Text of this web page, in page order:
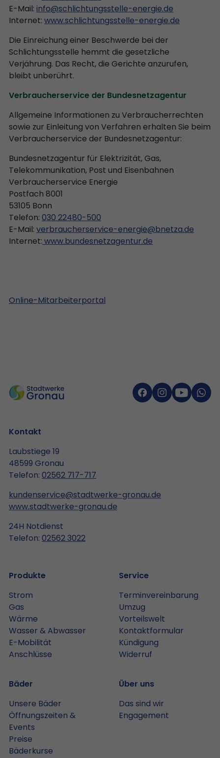
E-Mail: info@schlichtungsstelle-energie.de
Internet: www.schlichtungsstelle-energie.de
Die Einreichung einer Beschwerde bei der
Schlichtungsstelle hemmt die gesetzliche
Verjährung. Das Recht, die Gerichte anzurufen,
bleibt unberührt.
Verbraucherservice der Bundesnetzagentur
Allgemeine Informationen zu Verbraucherrechten
sowie zur Einleitung von Verfahren erhalten Sie beim
Verbraucherservice der Bundesnetzagentur:
Bundesnetzagentur für Elektrizität, Gas,
Telekommunikation, Post und Eisenbahnen
Verbraucherservice Energie
Postfach 8001
53105 Bonn
Telefon: 030 22480-500
E-Mail: verbraucherservice-energie@bnetza.de
Internet: www.bundesnetzagentur.de
Online-Mitarbeiterportal
Kontakt
Laubstiege 19
48599 Gronau
Telefon: 02562 717-717
kundenservice@stadtwerke-gronau.de
www.stadtwerke-gronau.de
24H Notdienst
Telefon: 02562 3022
Produkte
Strom
Gas
Wärme
Wasser & Abwasser
E-Mobilität
Anschlüsse
Service
Terminvereinbarung
Umzug
Vorteilswelt
Kontaktformular
Kündigung
Widerruf
Bäder
Unsere Bäder
Öffnungszeiten &
Events
Preise
Bäderkurse
Über uns
Das sind wir
Engagement